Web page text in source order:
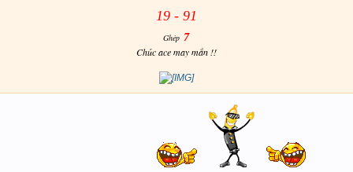
19 - 91
Ghép 7
Chúc ace may mắn !!